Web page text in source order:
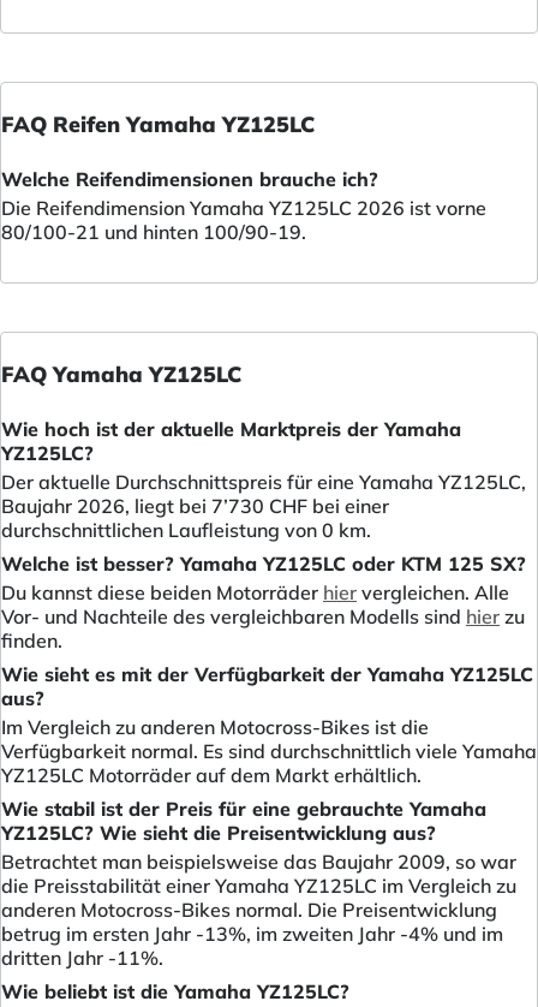
FAQ Reifen Yamaha YZ125LC
Welche Reifendimensionen brauche ich?
Die Reifendimension Yamaha YZ125LC 2026 ist vorne
80/100-21 und hinten 100/90-19.
FAQ Yamaha YZ125LC
Wie hoch ist der aktuelle Marktpreis der Yamaha
YZ125LC?
Der aktuelle Durchschnittspreis für eine Yamaha YZ125LC,
Baujahr 2026, liegt bei 7’730 CHF bei einer
durchschnittlichen Laufleistung von 0 km.
Welche ist besser? Yamaha YZ125LC oder KTM 125 SX?
Du kannst diese beiden Motorräder hier vergleichen. Alle
Vor- und Nachteile des vergleichbaren Modells sind hier zu
finden.
Wie sieht es mit der Verfügbarkeit der Yamaha YZ125LC
aus?
Im Vergleich zu anderen Motocross-Bikes ist die
Verfügbarkeit normal. Es sind durchschnittlich viele Yamaha
YZ125LC Motorräder auf dem Markt erhältlich.
Wie stabil ist der Preis für eine gebrauchte Yamaha
YZ125LC? Wie sieht die Preisentwicklung aus?
Betrachtet man beispielsweise das Baujahr 2009, so war
die Preisstabilität einer Yamaha YZ125LC im Vergleich zu
anderen Motocross-Bikes normal. Die Preisentwicklung
betrug im ersten Jahr -13%, im zweiten Jahr -4% und im
dritten Jahr -11%.
Wie beliebt ist die Yamaha YZ125LC?